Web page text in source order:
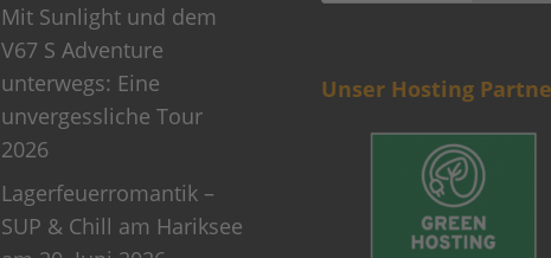
Mit Sunlight und dem
V67 S Adventure
unterwegs: Eine
unvergessliche Tour
2026
Lagerfeuerromantik –
SUP & Chill am Hariksee
Unser Hosting